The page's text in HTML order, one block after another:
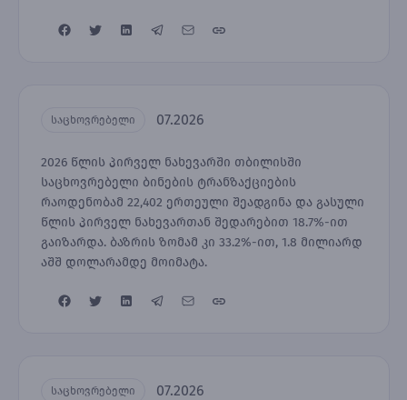
საცხოვრებელი 07.2026
2026 წლის პირველ ნახევარში თბილისში
საცხოვრებელი ბინების ტრანზაქციების
რაოდენობამ 22,402 ერთეული შეადგინა და გასული
წლის პირველ ნახევართან შედარებით 18.7%-ით
გაიზარდა. ბაზრის ზომამ კი 33.2%-ით, 1.8 მილიარდ
აშშ დოლარამდე მოიმატა.
საცხოვრებელი 07.2026